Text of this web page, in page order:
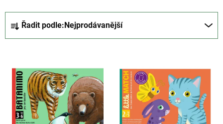
Řadit podle: Nejprodávanější